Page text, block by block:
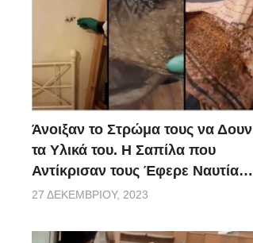
Άνοιξαν το Στρώμα τους να Δουν
τα Υλικά του. Η Σαπίλα που
Αντίκρισαν τους Έφερε Ναυτία…
27 ΔΕΚΕΜΒΡΊΟΥ, 2023